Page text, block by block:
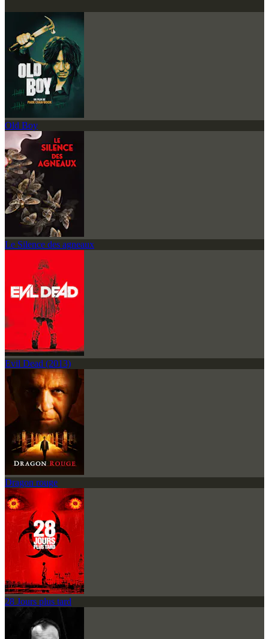
Old Boy
Le Silence des agneaux
Evil Dead (2013)
Dragon rouge
28 Jours plus tard